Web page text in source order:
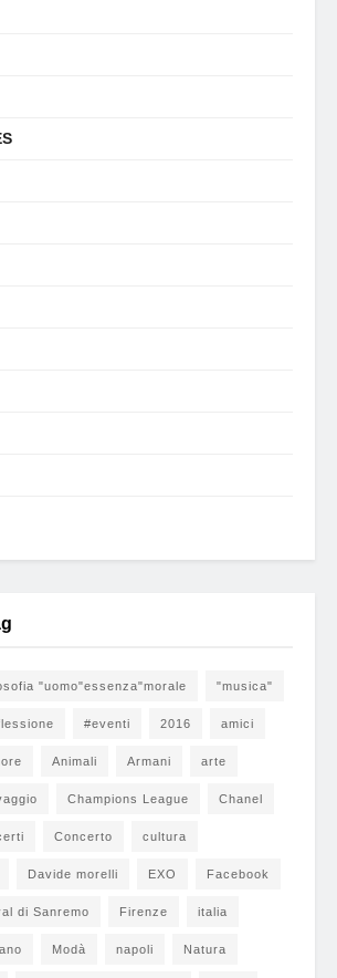
"uomo"essenza"morale "musica"
#eventi 2016 amici
Animali Armani arte
Champions League Chanel
Concerto cultura
Davide morelli EXO Facebook
di Sanremo Firenze italia
Modà napoli Natura